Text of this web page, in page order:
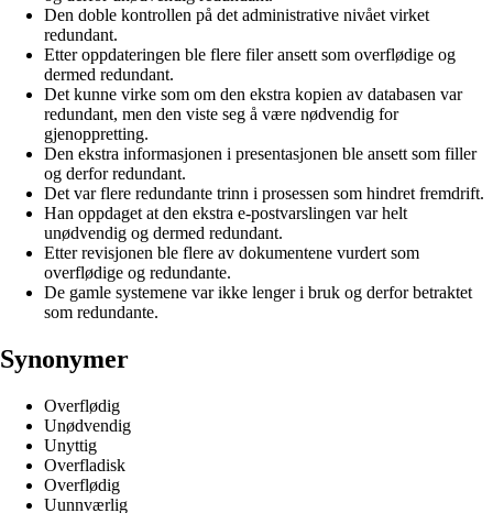
Den doble kontrollen på det administrative nivået virket
redundant.
Etter oppdateringen ble flere filer ansett som overflødige og
dermed redundant.
Det kunne virke som om den ekstra kopien av databasen var
redundant, men den viste seg å være nødvendig for
gjenoppretting.
Den ekstra informasjonen i presentasjonen ble ansett som filler
og derfor redundant.
Det var flere redundante trinn i prosessen som hindret fremdrift.
Han oppdaget at den ekstra e-postvarslingen var helt
unødvendig og dermed redundant.
Etter revisjonen ble flere av dokumentene vurdert som
overflødige og redundante.
De gamle systemene var ikke lenger i bruk og derfor betraktet
som redundante.
Synonymer
Overflødig
Unødvendig
Unyttig
Overfladisk
Overflødig
Uunnværlig